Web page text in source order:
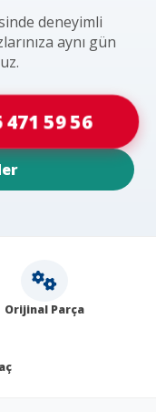
deneyimli
aynı gün
471 59 56
Orijinal Parça